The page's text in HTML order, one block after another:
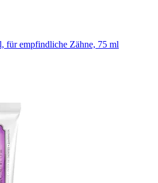
für empfindliche Zähne, 75 ml